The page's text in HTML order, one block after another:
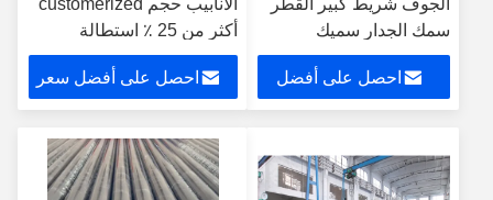
الجوف شريط كبير القطر
سمك الجدار سميك
DIN2391
احصل على أفضل
الأنابيب حجم customerized
أكثر من 25 ٪ استطالة
احصل على أفضل سعر